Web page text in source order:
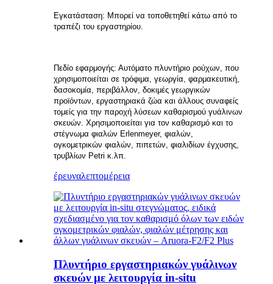
Εγκατάσταση: Μπορεί να τοποθετηθεί κάτω από το
τραπέζι του εργαστηρίου.
Πεδίο εφαρμογής: Αυτόματο πλυντήριο ρούχων, που
χρησιμοποιείται σε τρόφιμα, γεωργία, φαρμακευτική,
δασοκομία, περιβάλλον, δοκιμές γεωργικών
προϊόντων, εργαστηριακά ζώα και άλλους συναφείς
τομείς για την παροχή λύσεων καθαρισμού γυάλινων
σκευών. Χρησιμοποιείται για τον καθαρισμό και το
στέγνωμα φιαλών Erlenmeyer, φιαλών,
ογκομετρικών φιαλών, πιπετών, φιαλιδίων έγχυσης,
τρυβλίων Petri κ.λπ.
έρευναλεπτομέρεια
Πλυντήριο εργαστηριακών γυάλινων
σκευών με λειτουργία in-situ